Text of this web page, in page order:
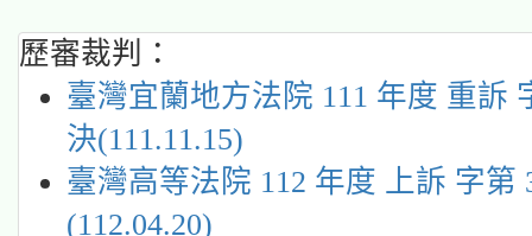
歷審裁判：
臺灣宜蘭地方法院 111 年度 重訴
決(111.11.15)
臺灣高等法院 112 年度 上訴 字第
(112.04.20)